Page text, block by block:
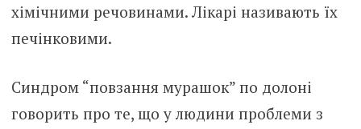
хімічними речовинами. Лікарі називають їх
печінковими.
Синдром “повзання мурашок” по долоні
говорить про те, що у людини проблеми з